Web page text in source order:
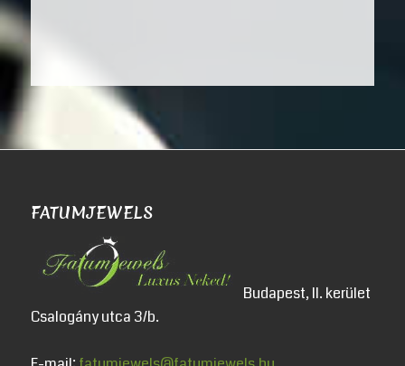
FATUMJEWELS
Budapest, II. kerület
Csalogány utca 3/b.